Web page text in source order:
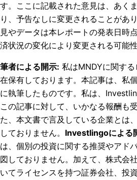
す。ここに記載された意見は、あく
り、予告なしに変更されることがあ
見やデータは本レポートの発表日時
済状況の変化により変更される可能性
筆者による開示: 私はMNDYに関す
在保有しております。 本記事は、私
に執筆したものです。私は、
この記事に対して、いかなる報酬も
た、本文書で言及している企業とは
しておりません。 Investlingoによる
は、個別の投資に関する推奨やアド
図しておりません。加えて、株式会
いてライセンスを持つ証券会社、投